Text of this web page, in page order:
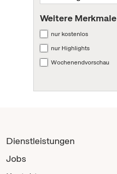
Weitere Merkmale
nur kostenlos
nur Highlights
Wochenendvorschau
Dienstleistungen
Jobs